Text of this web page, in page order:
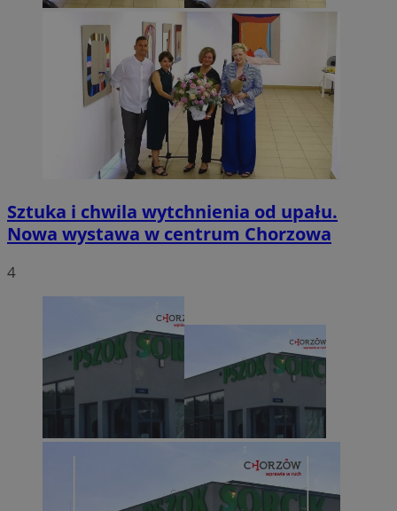
Sztuka i chwila wytchnienia od upału.
Nowa wystawa w centrum Chorzowa
4